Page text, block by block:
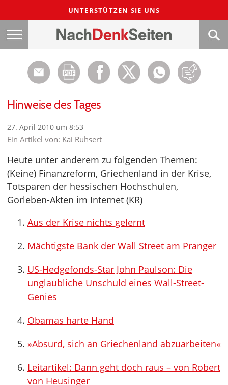
UNTERSTÜTZEN SIE UNS
Hinweise des Tages
27. April 2010 um 8:53
Ein Artikel von: Kai Ruhsert
Heute unter anderem zu folgenden Themen:
(Keine) Finanzreform, Griechenland in der Krise,
Totsparen der hessischen Hochschulen,
Gorleben-Akten im Internet (KR)
Aus der Krise nichts gelernt
Mächtigste Bank der Wall Street am Pranger
US-Hedgefonds-Star John Paulson: Die
unglaubliche Unschuld eines Wall-Street-
Genies
Obamas harte Hand
»Absurd, sich an Griechenland abzuarbeiten«
Leitartikel: Dann geht doch raus – von Robert
von Heusinger